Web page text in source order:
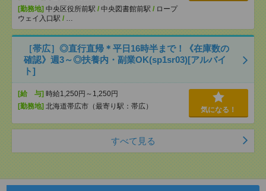
[勤務地] 中央区役所前駅 / 中央図書館前駅 / ロープ
ウェイ入口駅 / …
［帯広］◎直行直帰＊平日16時半まで！《在庫数の
確認》週3～◎扶養内・副業OK(sp1sr03)[アルバイ
ト]
[給 与] 時給1,250円～1,250円
[勤務地] 北海道帯広市（最寄り駅：帯広） 気になる！
すべて見る